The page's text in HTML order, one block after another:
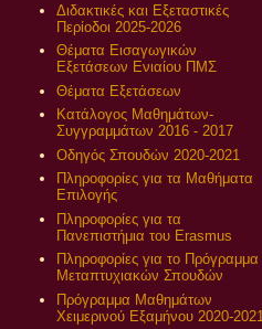
Διδακτικές και Εξεταστικές
Περίοδοι 2025-2026
Θέματα Εισαγωγικών
Εξετάσεων Ενιαίου ΠΜΣ
Θέματα Εξετάσεων
Κατάλογος Μαθημάτων-
Συγγραμμάτων 2016 - 2017
Οδηγός Σπουδών 2020-2021
Πληροφορίες για τα Μαθήματα
Επιλογής
Πληροφορίες για τα
Πανεπιστήμια του Erasmus
Πληροφορίες για το Πρόγραμμα
Μεταπτυχιακών Σπουδών
Πρόγραμμα Μαθημάτων
Χειμερινού Εξαμήνου 2020-2021